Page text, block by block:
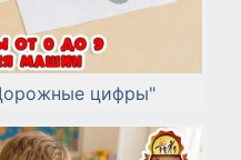
цифры"